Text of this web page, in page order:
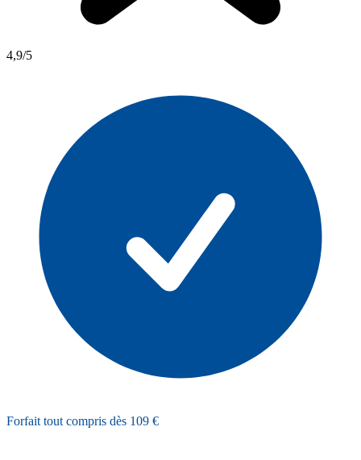
4,9/5
Forfait tout compris dès 109 €